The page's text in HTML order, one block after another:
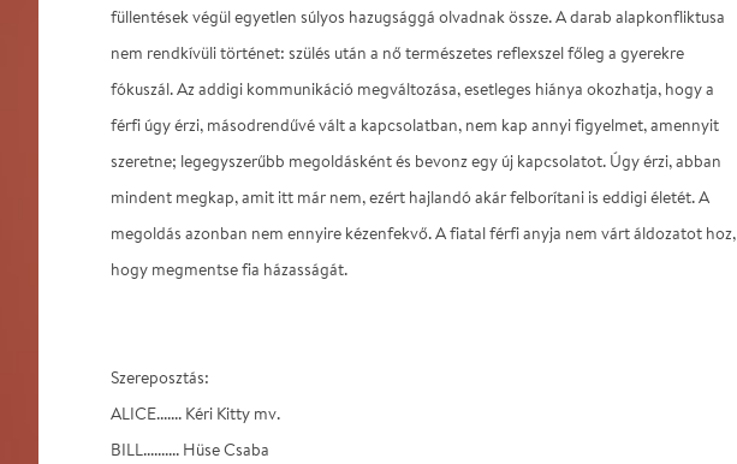
füllentések végül egyetlen súlyos hazugsággá olvadnak össze. A darab alapkonfliktusa
nem rendkívüli történet: szülés után a nő természetes reflexszel főleg a gyerekre
fókuszál. Az addigi kommunikáció megváltozása, esetleges hiánya okozhatja, hogy a
férfi úgy érzi, másodrendűvé vált a kapcsolatban, nem kap annyi figyelmet, amennyit
szeretne; legegyszerűbb megoldásként és bevonz egy új kapcsolatot. Úgy érzi, abban
mindent megkap, amit itt már nem, ezért hajlandó akár felborítani is eddigi életét. A
megoldás azonban nem ennyire kézenfekvő. A fiatal férfi anyja nem várt áldozatot hoz,
hogy megmentse fia házasságát.
Szereposztás:
ALICE....... Kéri Kitty mv.
BILL.......... Hüse Csaba